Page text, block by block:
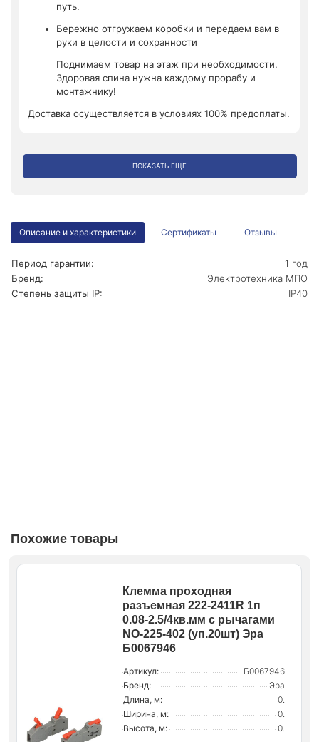
путь.
Бережно отгружаем коробки и передаем вам в
руки в целости и сохранности
Поднимаем товар на этаж при необходимости.
Здоровая спина нужна каждому прорабу и
монтажнику!
Доставка осуществляется в условиях 100% предоплаты.
ПОКАЗАТЬ ЕЩЕ
Описание и характеристики Сертификаты Отзывы
Период гарантии:
1 год
Бренд:
Электротехника МПО
Степень защиты IP:
IP40
Похожие товары
Клемма проходная
разъемная 222-2411R 1п
0.08-2.5/4кв.мм с рычагами
NO-225-402 (уп.20шт) Эра
Б0067946
Артикул:
Б0067946
Бренд:
Эра
Длина, м:
0.
Ширина, м:
0.
Высота, м:
0.